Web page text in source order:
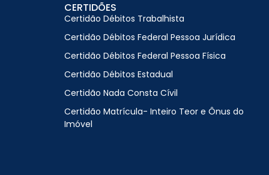
CERTIDÕES
Certidão Débitos Trabalhista
Certidão Débitos Federal Pessoa Jurídica
Certidão Débitos Federal Pessoa Física
Certidão Débitos Estadual
Certidão Nada Consta Cívil
Certidão Matrícula- Inteiro Teor e Ônus do
Imóvel